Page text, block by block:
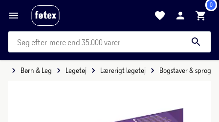
0
mere end 35.000 varer
Børn & Leg Legetøj Lærerigt legetøj Bogstaver & sprog